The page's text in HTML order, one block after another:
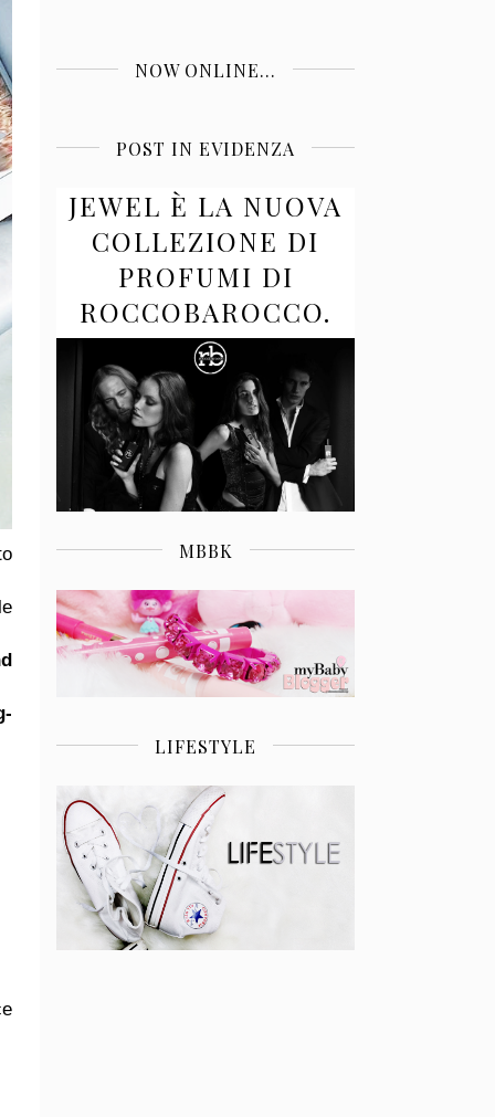
NOW ONLINE...
POST IN EVIDENZA
JEWEL È LA NUOVA
COLLEZIONE DI
PROFUMI DI
ROCCOBAROCCO.
MBBK
LIFESTYLE